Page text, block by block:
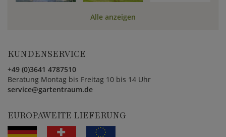
Alle anzeigen
KUNDENSERVICE
+49 (0)3641 4787510
Beratung Montag bis Freitag 10 bis 14 Uhr
service@gartentraum.de
EUROPAWEITE LIEFERUNG